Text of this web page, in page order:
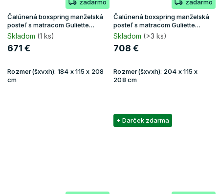
zadarmo
Čalúnená boxspring manželská
posteľ s matracom Guliette
180x200 - zelená
Skladom (1 ks)
671 €
Rozmer(šxvxh): 184 x 115 x 208
cm
zadarmo
Čalúnená boxspring manželská
posteľ s matracom Guliette
200x200 - sivá
Skladom (>3 ks)
708 €
Rozmer(šxvxh): 204 x 115 x
208 cm
+ Darček zdarma